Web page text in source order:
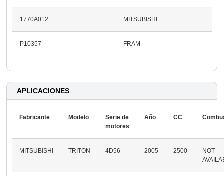
1770A012 MITSUBISHI
P10357 FRAM
APLICACIONES
Fabricante Modelo
Serie de
motores
Año CC
MITSUBISHI TRITON 4D56 2005 2500
NOT